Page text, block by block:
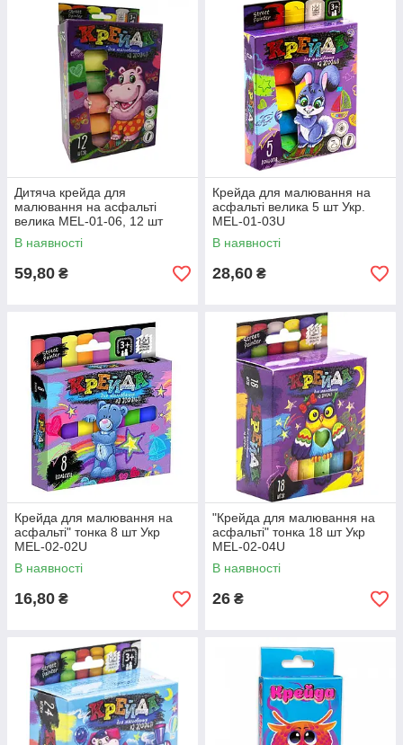
Дитяча крейда для
малювання на асфальті
велика MEL-01-06, 12 шт
В наявності
59,80 ₴
Крейда для малювання на
асфальті велика 5 шт Укр.
MEL-01-03U
В наявності
28,60 ₴
Крейда для малювання на
асфальті" тонка 8 шт Укр
MEL-02-02U
В наявності
16,80 ₴
"Крейда для малювання на
асфальті" тонка 18 шт Укр
MEL-02-04U
В наявності
26 ₴